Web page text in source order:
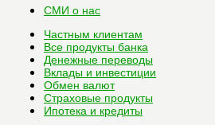
СМИ о нас
Частным клиентам
Все продукты банка
Денежные переводы
Вклады и инвестиции
Обмен валют
Страховые продукты
Ипотека и кредиты